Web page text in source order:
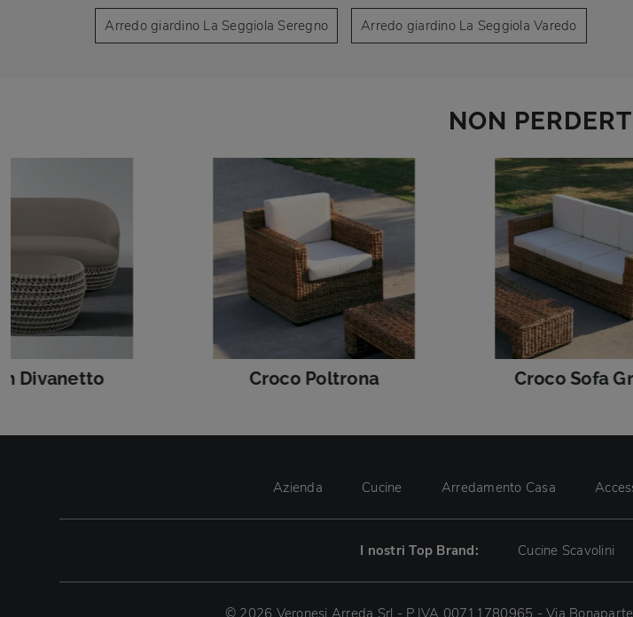
Arredo giardino La Seggiola Seregno Arredo giardino La Seggiola Varedo
NON
Divanetto Croco Poltrona Croco Sofa
Azienda Cucine Arredamento Casa
I nostri Top Brand: Cucine Scavolini